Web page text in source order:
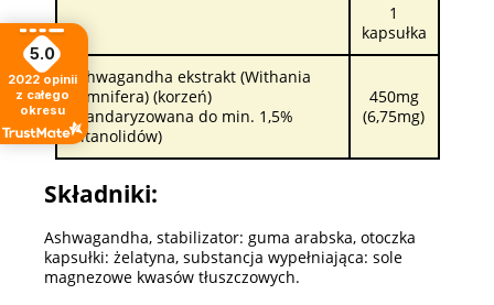
1
kapsułka
Ashwagandha ekstrakt (Withania
Somnifera) (korzeń)
(standaryzowana do min. 1,5%
witanolidów)
450mg
(6,75mg)
Składniki:
Ashwagandha, stabilizator: guma arabska, otoczka
kapsułki: żelatyna, substancja wypełniająca: sole
magnezowe kwasów tłuszczowych.
5.0
2022 opinii
z całego
okresu